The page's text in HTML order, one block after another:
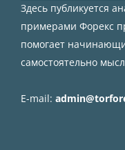
Здесь публикуется
примерами Форекс
помогает
самостоятельно
E-mail: